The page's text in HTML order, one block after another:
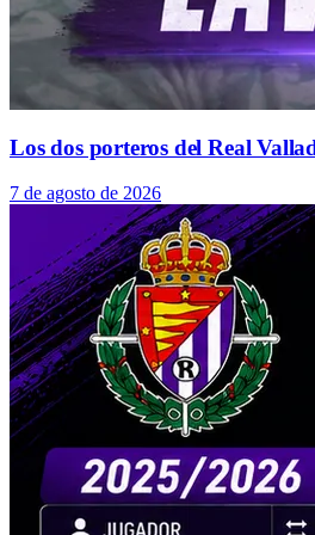
Los dos porteros del Real
7 de agosto de 2026